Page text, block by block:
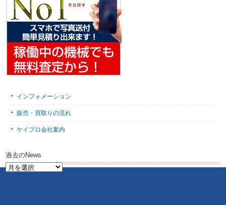
インフォメーション
販売・買取りの流れ
ケイプロ会社案内
過去のNews
過